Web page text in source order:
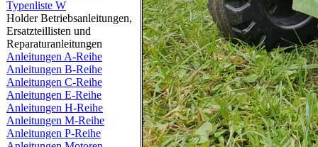
Typenliste W
Holder Betriebsanleitungen,
Ersatzteillisten und
Reparaturanleitungen
Anleitungen A-Reihe
Anleitungen B-Reihe
Anleitungen C-Reihe
Anleitungen E-Reihe
Anleitungen H-Reihe
Anleitungen M-Reihe
Anleitungen P-Reihe